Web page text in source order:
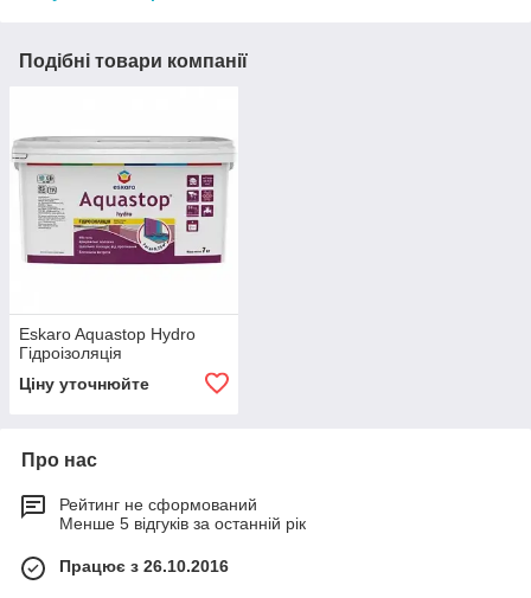
Подібні товари компанії
Eskaro Aquastop Hydro
Гідроізоляція
Ціну уточнюйте
Про нас
Рейтинг не сформований
Менше 5 відгуків за останній рік
Працює з 26.10.2016